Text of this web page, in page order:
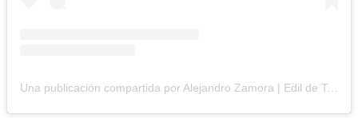
Una publicación compartida por Alejandro Zamora | Edil de Teusaquillo (@alejandrozamora77)